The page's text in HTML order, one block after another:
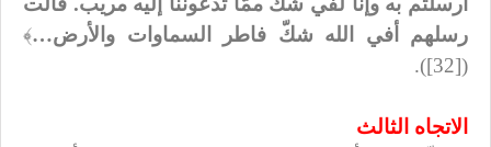
رسلهم أفي الله شكّ فاطر السماوات والأرض…﴾
([32]).
الاتجاه الثالث